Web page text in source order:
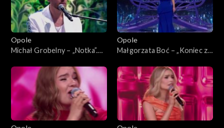
Opole
Michał Grobelny – „Notka”.
Opole
Małgorzata Boć – „Koniec z
„Debiuty”